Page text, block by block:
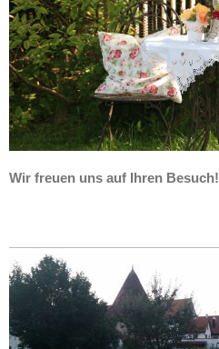
Wir freuen uns auf Ihren Besuch!